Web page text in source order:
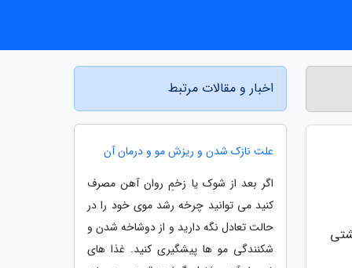
اخبار و مقالات مرتبط
علت نازک شدن و ریزش مو و درمان آن
اگر بعد از شوک یا زخمِ روان آهن مصرف
کنید می توانید چرخه رشد موی خود را در
حالت تعادل نگه دارید و از دوشاخه شدن و
شکنندگی مو ها پیشگیری کنید. غذا های